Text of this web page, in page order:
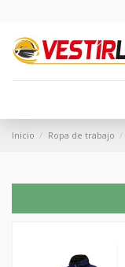
Inicio Ropa de trabajo